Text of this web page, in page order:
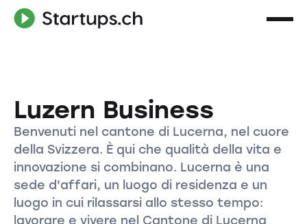
Luzern Business
Benvenuti nel cantone di Lucerna, nel cuore
della Svizzera. È qui che qualità della vita e
innovazione si combinano. Lucerna è una
sede d'affari, un luogo di residenza e un
luogo in cui rilassarsi allo stesso tempo:
lavorare e vivere nel Cantone di Lucerna